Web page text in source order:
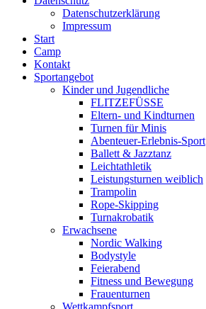
Datenschutzerklärung
Impressum
Start
Camp
Kontakt
Sportangebot
Kinder und Jugendliche
FLITZEFÜSSE
Eltern- und Kindturnen
Turnen für Minis
Abenteuer-Erlebnis-Sport
Ballett & Jazztanz
Leichtathletik
Leistungsturnen weiblich
Trampolin
Rope-Skipping
Turnakrobatik
Erwachsene
Nordic Walking
Bodystyle
Feierabend
Fitness und Bewegung
Frauenturnen